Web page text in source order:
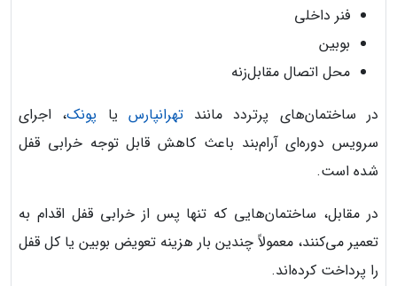
فنر داخلی
بوبین
محل اتصال مقابل‌زنه
در ساختمان‌های پرتردد مانندتهرانپارس یا پونک، اجرای
سرویس دوره‌ای آرام‌بند باعث کاهش قابل توجه خرابی قفل
شده است.
در مقابل، ساختمان‌هایی که تنها پس از خرابی قفل اقدام به
تعمیر می‌کنند، معمولاً چندین بار هزینه تعویض بوبین یا کل قفل
را پرداخت کرده‌اند.